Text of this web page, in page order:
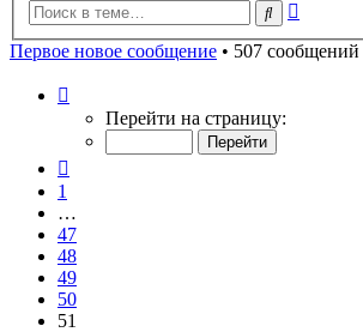
Поиск
Первое новое сообщение • 507 сообщений
51
Перейти на страницу:
1
…
47
48
49
50
51